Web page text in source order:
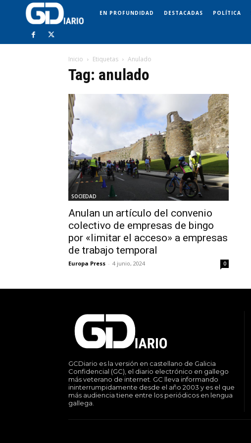
EN PROFUNDIDAD DESTACADAS POLÍTICA
Inicio Etiquetas Anulado
Tag: anulado
SOCIEDAD
Anulan un artículo del convenio
colectivo de empresas de bingo
por «limitar el acceso» a empresas
de trabajo temporal
Europa Press - 4 junio, 2024 0
GCDiario es la versión en castellano de Galicia
Confidencial (GC), el diario electrónico en gallego
más veterano de internet. GC lleva informando
ininterrumpidamente desde el año 2003 y es el que
más audiencia tiene entre los periódicos en lengua
gallega.